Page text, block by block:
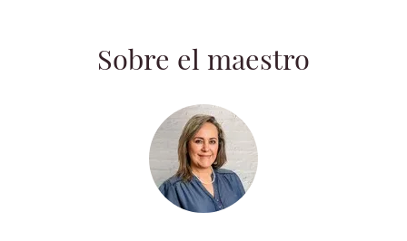
Sobre el maestro